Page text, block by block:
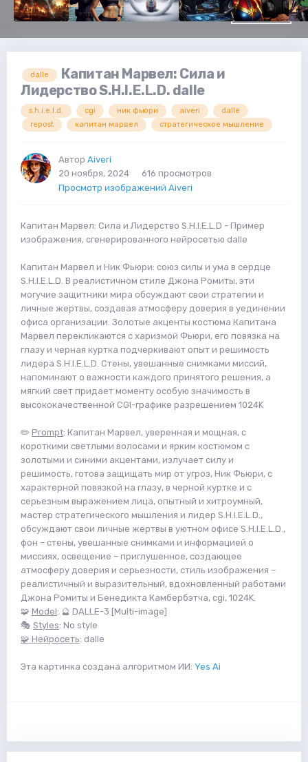
dalle
Капитан Марвел: Сила и
Лидерство S.H.I.E.L.D. dalle
s.h.i.e.l.d. cgi ник фьюри aiveri
dalle
repost
капитан марвел стратегическое мышление
Автор Aiveri
20 ноября, 2024
616 просмотров
Просмотр изображений Aiveri
Капитан Марвел: Сила и Лидерство S.H.I.E.L.D - Пример
изображения, сгенерированного нейросетью dalle
Капитан Марвел и Ник Фьюри: союз силы и ума в сердце
S.H.I.E.L.D. В реалистичном стиле Джона Ромиты, эти
могучие защитники мира обсуждают свои стратегии и
личные жертвы, создавая атмосферу доверия в уединении
офиса организации. Золотые акценты костюма Капитана
Марвел перекликаются с харизмой Фьюри, его повязка на
глазу и черная куртка подчеркивают опыт и решимость
лидера S.H.I.E.L.D. Стены, увешанные снимками миссий,
напоминают о важности каждого принятого решения, а
мягкий свет придает моменту особую значимость в
высококачественной CGI-графике разрешением 1024K
✏️ Prompt: Капитан Марвел, уверенная и мощная, с
короткими светлыми волосами и ярким костюмом с
золотыми и синими акцентами, излучает силу и
решимость, готова защищать мир от угроз, Ник Фьюри, с
характерной повязкой на глазу, в черной куртке и с
серьезным выражением лица, опытный и хитроумный,
мастер стратегического мышления и лидер S.H.I.E.L.D.,
обсуждают свои личные жертвы в уютном офисе S.H.I.E.L.D.,
фон – стены, увешанные снимками и информацией о
миссиях, освещение – приглушенное, создающее
атмосферу доверия и серьезности, стиль изображения –
реалистичный и выразительный, вдохновленный работами
Джона Ромиты и Бенедикта Камбербэтча, cgi, 1024K.
🧩 Model: 🔮 DALLE-3 [Multi-image]
🎭 Styles: No style
🧩 Нейросеть: dalle
Эта картинка создана алгоритмом ИИ: Yes Ai